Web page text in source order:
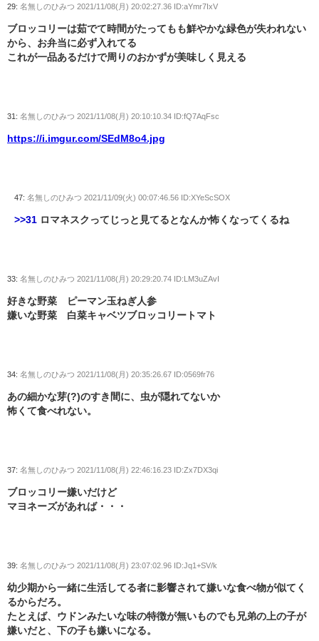
29: 名無しのひみつ 2021/11/08(月) 20:02:27.36 ID:aYmr7IxV
ブロッコリーは茹でて時間がたってもも鮮やかな緑色が失われない
から、お弁当に必ず入れてる
これが一品あるだけで周りのおかずが美味しく見える
31: 名無しのひみつ 2021/11/08(月) 20:10:10.34 ID:fQ7AqFsc
https://i.imgur.com/SEdM8o4.jpg
47: 名無しのひみつ 2021/11/09(火) 00:07:46.56 ID:XYeScSOX
>>31 ロマネスクってじっと見てるとなんか怖くなってくるね
33: 名無しのひみつ 2021/11/08(月) 20:29:20.74 ID:LM3uZAvI
好きな野菜 ピーマン玉ねぎ人参
嫌いな野菜 白菜キャベツブロッコリートマト
34: 名無しのひみつ 2021/11/08(月) 20:35:26.67 ID:0569fr76
あの細かな芽(?)のすき間に、虫が隠れてないか
怖くて食べれない。
37: 名無しのひみつ 2021/11/08(月) 22:46:16.23 ID:Zx7DX3qi
ブロッコリー嫌いだけど
マヨネーズがあれば・・・
39: 名無しのひみつ 2021/11/08(月) 23:07:02.96 ID:Jq1+SV/k
幼少期から一緒に生活してる者に影響されて嫌いな食べ物が似てく
るからだろ。
たとえば、ウドンみたいな味の特徴が無いものでも兄弟の上の子が
嫌いだと、下の子も嫌いになる。